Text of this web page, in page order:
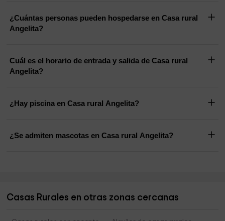
¿Cuántas personas pueden hospedarse en Casa rural
Angelita?
Cuál es el horario de entrada y salida de Casa rural
Angelita?
¿Hay piscina en Casa rural Angelita?
¿Se admiten mascotas en Casa rural Angelita?
Casas Rurales en otras zonas cercanas